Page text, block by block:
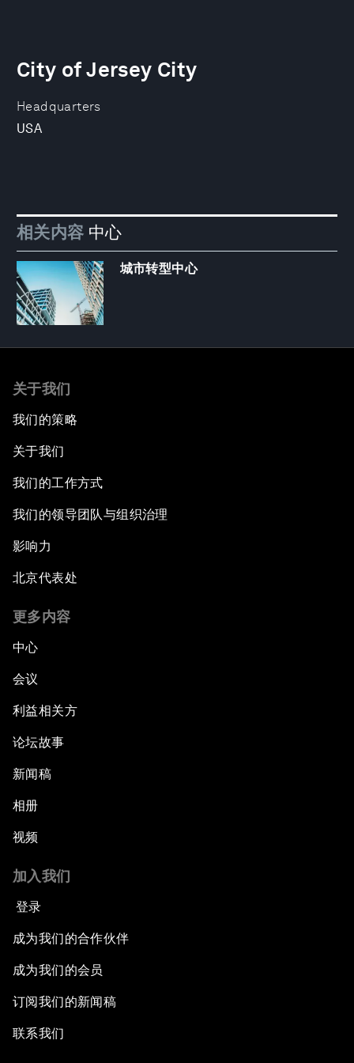
Headquarters
USA
City of Jersey City
相关内容 中心
城市转型中心
关于我们
我们的策略
关于我们
我们的工作方式
我们的领导团队与组织治理
影响力
北京代表处
更多内容
中心
会议
利益相关方
论坛故事
新闻稿
相册
视频
加入我们
登录
成为我们的合作伙伴
成为我们的会员
订阅我们的新闻稿
联系我们